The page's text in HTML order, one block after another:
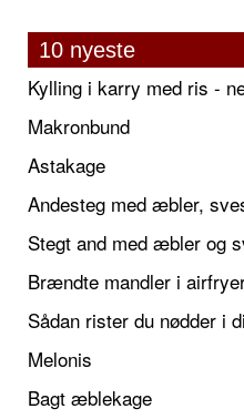
10 nyeste
Kylling i karry med ris -
Makronbund
Astakage
Stegt and med æbler og
Brændte mandler i
Sådan rister du nødder i
Melonis
Bagt æblekage